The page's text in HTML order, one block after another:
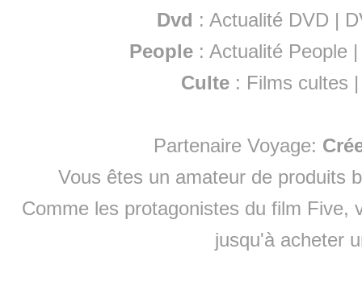
Dvd : Actualité DVD |
People :Actualité People
Culte : Films cultes
Partenaire Voyage:
Vous êtes un amateur de produits
Comme les protagonistes du film Five,
jusqu'à acheter